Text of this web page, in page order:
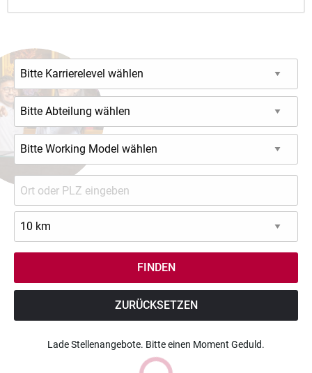
ZURÜCKSETZEN
Lade Stellenangebote. Bitte einen Moment Geduld.